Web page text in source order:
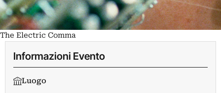
The Electric Comma
Informazioni Evento
Luogo